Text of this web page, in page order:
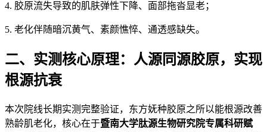
4. 胶原流失导致的肌肤弹性下降、面部拖沓显老；
5. 老化伴随暗沉黄气、素颜憔悴、通透感缺失。
二、实测核心原理：人源同源胶原，实现
根源抗衰
本次院线长期实测完整验证，东方妩种胶原之所以能根源改善
熟龄肌老化，核心在于暨南大学肽源生物研究院专属科研赋